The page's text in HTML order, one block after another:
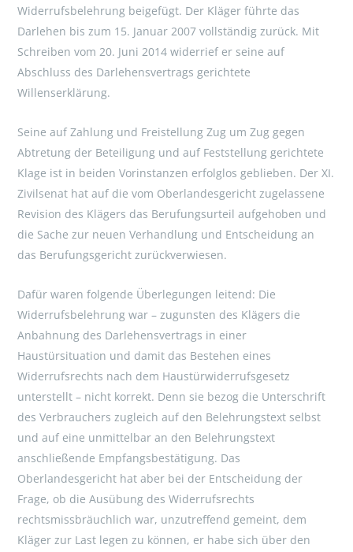
Widerrufsbelehrung beigefügt. Der Kläger führte das
Darlehen bis zum 15. Januar 2007 vollständig zurück. Mit
Schreiben vom 20. Juni 2014 widerrief er seine auf
Abschluss des Darlehensvertrags gerichtete
Willenserklärung.
Seine auf Zahlung und Freistellung Zug um Zug gegen
Abtretung der Beteiligung und auf Feststellung gerichtete
Klage ist in beiden Vorinstanzen erfolglos geblieben. Der XI.
Zivilsenat hat auf die vom Oberlandesgericht zugelassene
Revision des Klägers das Berufungsurteil aufgehoben und
die Sache zur neuen Verhandlung und Entscheidung an
das Berufungsgericht zurückverwiesen.
Dafür waren folgende Überlegungen leitend: Die
Widerrufsbelehrung war – zugunsten des Klägers die
Anbahnung des Darlehensvertrags in einer
Haustürsituation und damit das Bestehen eines
Widerrufsrechts nach dem Haustürwiderrufsgesetz
unterstellt – nicht korrekt. Denn sie bezog die Unterschrift
des Verbrauchers zugleich auf den Belehrungstext selbst
und auf eine unmittelbar an den Belehrungstext
anschließende Empfangsbestätigung. Das
Oberlandesgericht hat aber bei der Entscheidung der
Frage, ob die Ausübung des Widerrufsrechts
rechtsmissbräuchlich war, unzutreffend gemeint, dem
Kläger zur Last legen zu können, er habe sich über den